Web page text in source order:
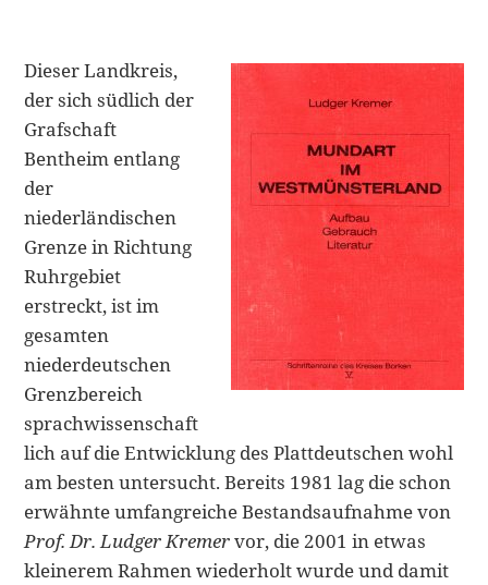
Dieser Landkreis,
der sich südlich der
Grafschaft
Bentheim entlang
der
niederländischen
Grenze in Richtung
Ruhrgebiet
erstreckt, ist im
gesamten
niederdeutschen
Grenzbereich
sprachwissenschaft
lich auf die Entwicklung des Plattdeutschen wohl
am besten untersucht. Bereits 1981 lag die schon
erwähnte umfangreiche Bestandsaufnahme von
Prof. Dr. Ludger Kremervor, die 2001 in etwas
kleinerem Rahmen wiederholt wurde und damit